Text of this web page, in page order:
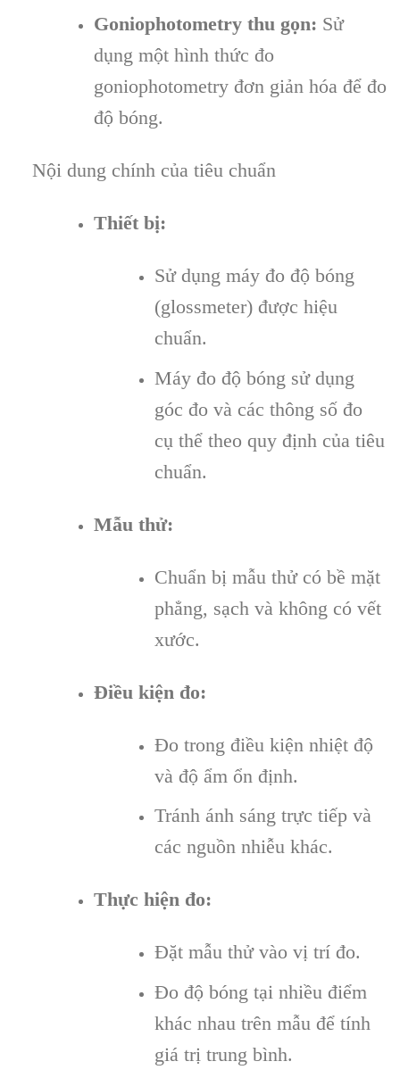
Goniophotometry thu gọn: Sử
dụng một hình thức đo
goniophotometry đơn giản hóa để đo
độ bóng.
Nội dung chính của tiêu chuẩn
Thiết bị:
Sử dụng máy đo độ bóng
(glossmeter) được hiệu
chuẩn.
Máy đo độ bóng sử dụng
góc đo và các thông số đo
cụ thể theo quy định của tiêu
chuẩn.
Mẫu thử:
Chuẩn bị mẫu thử có bề mặt
phẳng, sạch và không có vết
xước.
Điều kiện đo:
Đo trong điều kiện nhiệt độ
và độ ẩm ổn định.
Tránh ánh sáng trực tiếp và
các nguồn nhiễu khác.
Thực hiện đo:
Đặt mẫu thử vào vị trí đo.
Đo độ bóng tại nhiều điểm
khác nhau trên mẫu để tính
giá trị trung bình.